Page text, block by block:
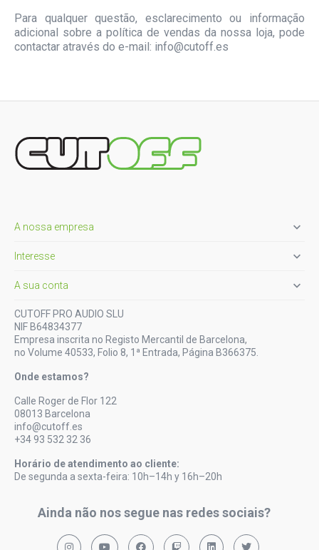
Para qualquer questão, esclarecimento ou informação
adicional sobre a política de vendas da nossa loja, pode
contactar através do e-mail: info@cutoff.es
A nossa empresa 
Interesse 
A sua conta 
CUTOFF PRO AUDIO SLU
NIF B64834377
Empresa inscrita no Registo Mercantil de Barcelona,
no Volume 40533, Folio 8, 1ª Entrada, Página B366375.
Onde estamos?
Calle Roger de Flor 122
08013 Barcelona
info@cutoff.es
+34 93 532 32 36
Horário de atendimento ao cliente:
De segunda a sexta-feira: 10h–14h y 16h–20h
Ainda não nos segue nas redes sociais?